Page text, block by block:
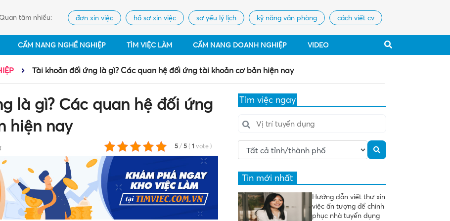
Quan tâm nhiều: đơn xin việc hồ sơ xin việc sơ yếu lý lịch kỹ năng văn phòng cách viết cv
CẨM NANG NGHỀ NGHIỆP TÌM VIỆC LÀM CẨM NANG DOANH NGHIỆP VIDEO
Tài khoản đối ứng là gì? Các quan hệ đối ứng tài khoản cơ bản hiện nay
là gì? Các quan hệ đối ứng
hiện nay
5 / 5 ( 1 vote )
Tìm việc ngay
Tin mới nhất
Hướng dẫn viết thư xin
việc ấn tượng để chinh
phục nhà tuyển dụng